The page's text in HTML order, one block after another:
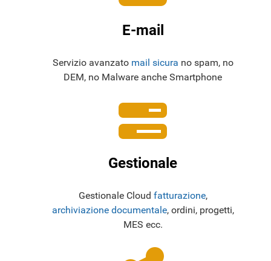
E-mail
Servizio avanzato mail sicura no spam, no
DEM, no Malware anche Smartphone
Gestionale
Gestionale Cloud fatturazione,
archiviazione documentale, ordini, progetti,
MES ecc.